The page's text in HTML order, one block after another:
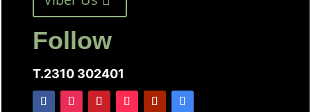
Follow
T.2310 302401